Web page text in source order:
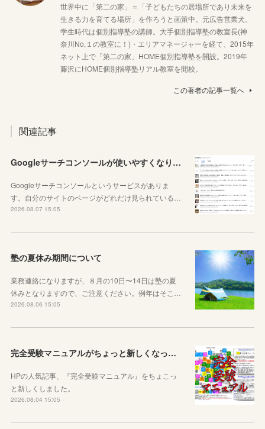
世界中に「第二の家」＝「子どもたちの居場所であり未来を
生きる力を育てる場所」を作ろうと画策中。元広告営業犬。
学生時代は個別指導塾の講師。大手個別指導塾の教室長(神
奈川No,１の教室に！)・エリアマネージャーを経て、2015年
ネット上で「第二の家」HOME個別指導塾を開設。2019年
藤沢にHOME個別指導塾リアル教室を開校。
この著者の記事一覧へ
関連記事
Googleサーチコンソールが使いやすくなりました！YouTubeも見れるように！
Googleサーチコンソールというサービスがありま
す。自分のサイトのページがどれだけ見られている…
2026.08.07 15:05
塾の夏休み期間について
業務連絡になりますが、８月の10日〜14日は塾の夏
休みとなりますので、ご注意ください。例年はそこ…
2026.08.06 15:05
完全受験マニュアルがちょっと新しくなったよ！
HPの人気記事、『完全受験マニュアル』をちょこっ
と新しくしました。
2026.08.04 15:05